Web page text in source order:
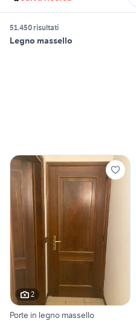
51.450 risultati
Legno massello
2
Porte in legno massello